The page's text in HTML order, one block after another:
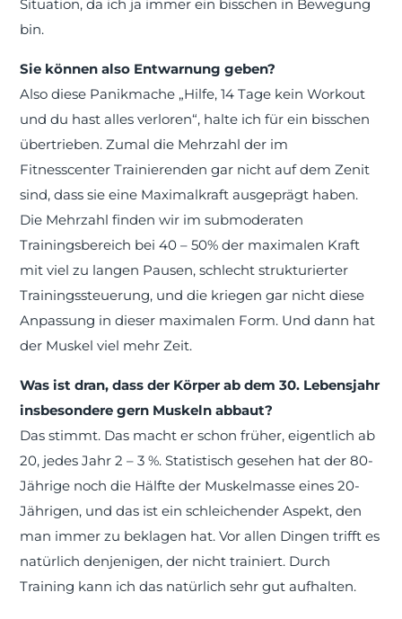
Situation, da ich ja immer ein bisschen in Bewegung
bin.
Sie können also Entwarnung geben?
Also diese Panikmache „Hilfe, 14 Tage kein Workout
und du hast alles verloren“, halte ich für ein bisschen
übertrieben. Zumal die Mehrzahl der im
Fitnesscenter Trainierenden gar nicht auf dem Zenit
sind, dass sie eine Maximalkraft ausgeprägt haben.
Die Mehrzahl finden wir im submoderaten
Trainingsbereich bei 40 – 50% der maximalen Kraft
mit viel zu langen Pausen, schlecht strukturierter
Trainingssteuerung, und die kriegen gar nicht diese
Anpassung in dieser maximalen Form. Und dann hat
der Muskel viel mehr Zeit.
Was ist dran, dass der Körper ab dem 30. Lebensjahr
insbesondere gern Muskeln abbaut?
Das stimmt. Das macht er schon früher, eigentlich ab
20, jedes Jahr 2 – 3 %. Statistisch gesehen hat der 80-
Jährige noch die Hälfte der Muskelmasse eines 20-
Jährigen, und das ist ein schleichender Aspekt, den
man immer zu beklagen hat. Vor allen Dingen trifft es
natürlich denjenigen, der nicht trainiert. Durch
Training kann ich das natürlich sehr gut aufhalten.